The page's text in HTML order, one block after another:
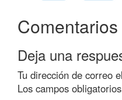
Comentarios
Deja una
Tu dirección de correo
Los campos